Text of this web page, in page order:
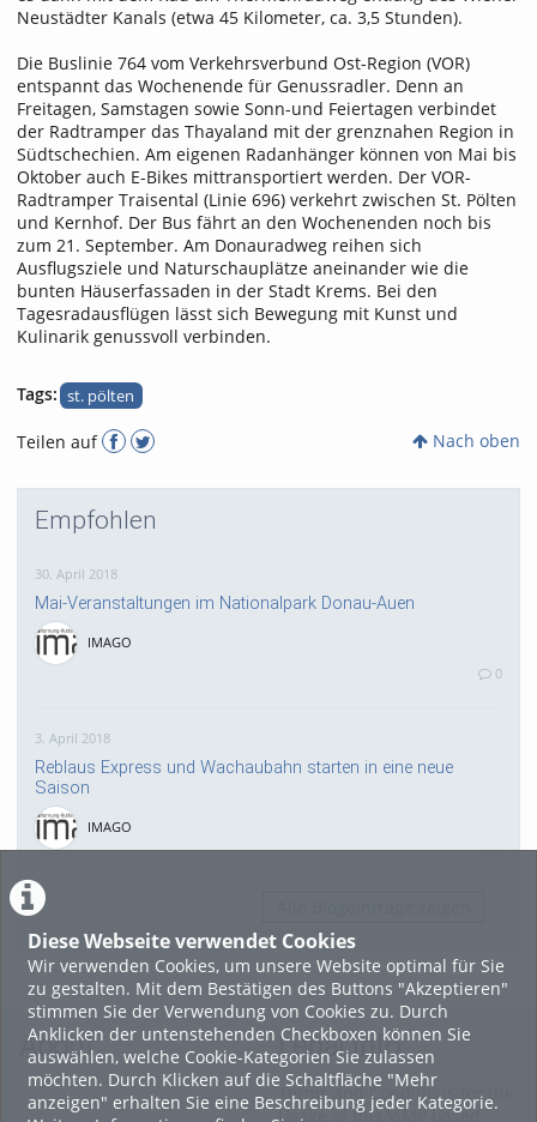
Diese Webseite verwendet Cookies
Wir verwenden Cookies, um unsere Website optimal für Sie
zu gestalten. Mit dem Bestätigen des Buttons "Akzeptieren"
stimmen Sie der Verwendung von Cookies zu. Durch
Anklicken der untenstehenden Checkboxen können Sie
auswählen, welche Cookie-Kategorien Sie zulassen
möchten. Durch Klicken auf die Schaltfläche "Mehr
anzeigen" erhalten Sie eine Beschreibung jeder Kategorie.
Neustädter Kanals (etwa 45 Kilometer, ca. 3,5 Stunden).
Die Buslinie 764 vom Verkehrsverbund Ost-Region (VOR)
entspannt das Wochenende für Genussradler. Denn an
Freitagen, Samstagen sowie Sonn-und Feiertagen verbindet
der Radtramper das Thayaland mit der grenznahen Region in
Südtschechien. Am eigenen Radanhänger können von Mai bis
Oktober auch E-Bikes mittransportiert werden. Der VOR-
Radtramper Traisental (Linie 696) verkehrt zwischen St. Pölten
und Kernhof. Der Bus fährt an den Wochenenden noch bis
zum 21. September. Am Donauradweg reihen sich
Ausflugsziele und Naturschauplätze aneinander wie die
bunten Häuserfassaden in der Stadt Krems. Bei den
Tagesradausflügen lässt sich Bewegung mit Kunst und
Kulinarik genussvoll verbinden.
Tags: st. pölten
Teilen auf Nach oben
Empfohlen
30. April 2018
Mai-Veranstaltungen im Nationalpark Donau-Auen
IMAGO
0
3. April 2018
Reblaus Express und Wachaubahn starten in eine neue
Saison
IMAGO
About Legal Info
Terms and Conditions for the
Usage of this ViMP based